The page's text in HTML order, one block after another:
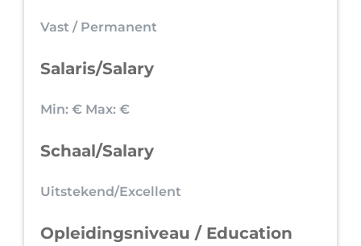
Vast / Permanent
Salaris/Salary
Min: € Max: €
Schaal/Salary
Uitstekend/Excellent
Opleidingsniveau / Education